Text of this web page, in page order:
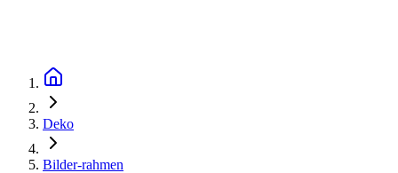
Deko
Bilder-rahmen